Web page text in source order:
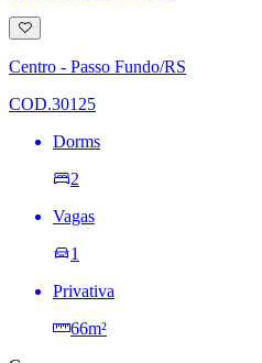
Adicionar
à
lista
de
Centro - Passo Fundo/RS
COD.30125
Dorms
2
Vagas
1
Privativa
66m²